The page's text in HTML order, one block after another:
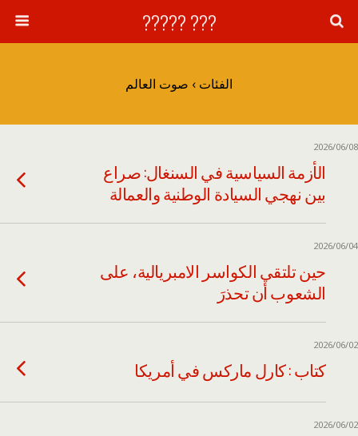
??? ?????
الفئات › صوت العالم
2026/06/08
الأزمة السياسية في السنغال: صراع
بين نهجي السيادة الوطنية والعمالة
2026/06/04
حين تلتقي الكواسر الامبريالية، على
الشعوب أن تحذرَ
2026/06/02
كتاب : كارل ماركس في أمريكا
2026/06/02